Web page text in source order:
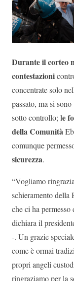
Durante il corteo
contestazioni
concentrate solo
passato, ma si sono
sotto controllo; le
della Comunità
comunque
sicurezza.
“Vogliamo
schieramento della
che ci ha
dichiara il
-. Un grazie
come è ormai
propri angeli
ringraziamo per la